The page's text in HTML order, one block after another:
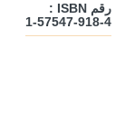
رقم ISBN :
1-57547-918-4